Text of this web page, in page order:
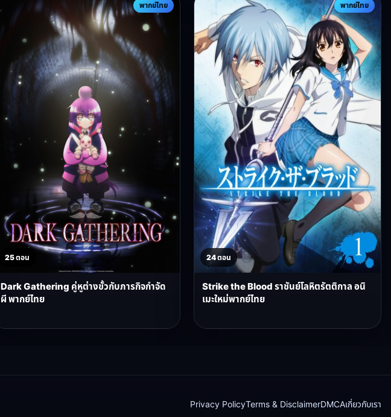
พากย์ไทย
25 ตอน
Dark Gathering คู่หูต่างขั้วกับภารกิจกำจัด
ผี พากย์ไทย
พากย์ไทย
24 ตอน
Strike the Blood ราชันย์โลหิตรัตติกาล อนิ
เมะใหม่พากย์ไทย
Privacy PolicyTerms & DisclaimerDMCAเกี่ยวกับเรา